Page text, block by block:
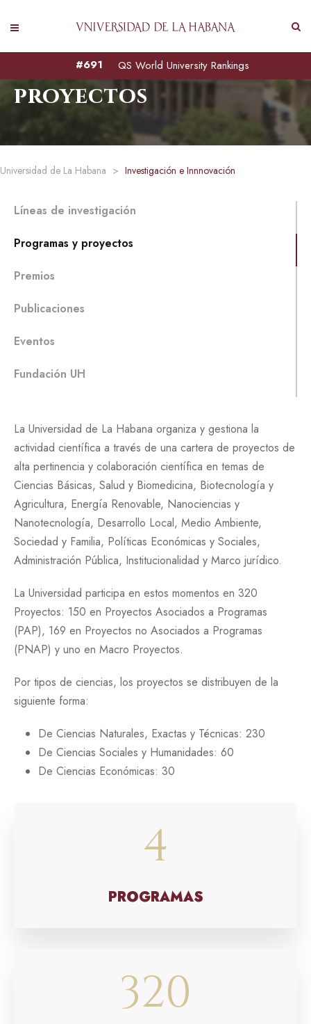
QS World University Rankings
#691
Programas y
proyectos
Universidad de La Habana > Investigación e Innnovación
Líneas de investigación
Programas y proyectos
Premios
Publicaciones
Eventos
Fundación UH
La Universidad de La Habana organiza y gestiona la
actividad científica a través de una cartera de proyectos de
alta pertinencia y colaboración científica en temas de
Ciencias Básicas, Salud y Biomedicina, Biotecnología y
Agricultura, Energía Renovable, Nanociencias y
Nanotecnología, Desarrollo Local, Medio Ambiente,
Sociedad y Familia, Políticas Económicas y Sociales,
Administración Pública, Institucionalidad y Marco jurídico.
La Universidad participa en estos momentos en 320
Proyectos: 150 en Proyectos Asociados a Programas
(PAP), 169 en Proyectos no Asociados a Programas
(PNAP) y uno en Macro Proyectos.
Por tipos de ciencias, los proyectos se distribuyen de la
siguiente forma:
De Ciencias Naturales, Exactas y Técnicas: 230
De Ciencias Sociales y Humanidades: 60
De Ciencias Económicas: 30
4
PROGRAMAS
320